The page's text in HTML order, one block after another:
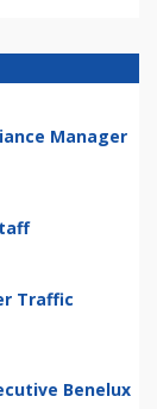
Manager
Traffic
Benelux